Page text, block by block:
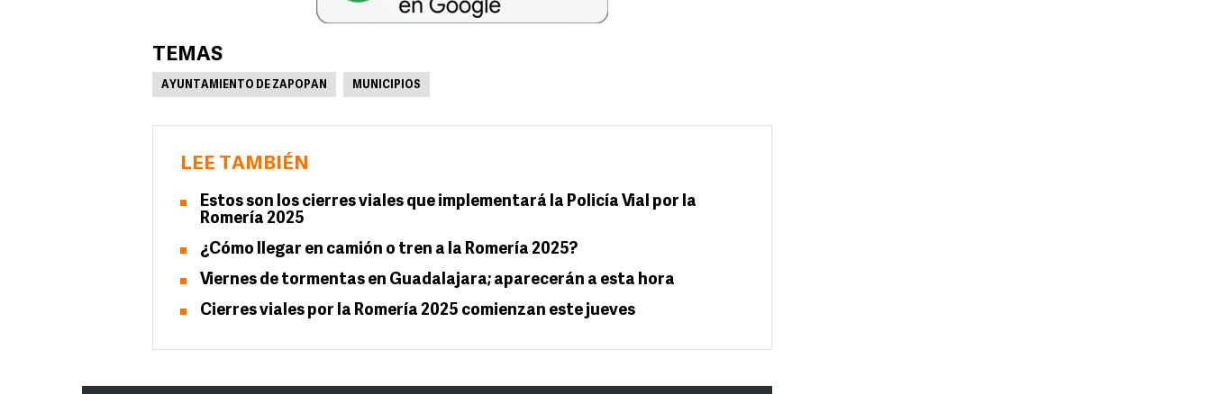
TEMAS
AYUNTAMIENTO DE ZAPOPAN MUNICIPIOS
LEE TAMBIÉN
Estos son los cierres viales que implementará la Policía Vial por la
Romería 2025
¿Cómo llegar en camión o tren a la Romería 2025?
Viernes de tormentas en Guadalajara; aparecerán a esta hora
Cierres viales por la Romería 2025 comienzan este jueves